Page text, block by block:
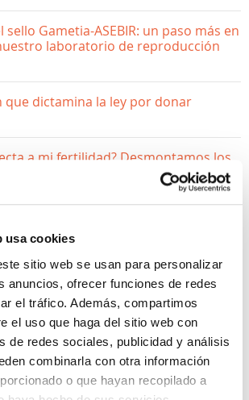
usa cookies
sitio web se usan para personalizar
anuncios, ofrecer funciones de redes
el tráfico. Además, compartimos
el uso que haga del sitio web con
de redes sociales, publicidad y análisis
combinarla con otra información
o que hayan recopilado a
Gametia-ASEBIR: un paso más en
laboratorio de reproducción
que dictamina la ley por donar
a mi fertilidad? Desmontamos los